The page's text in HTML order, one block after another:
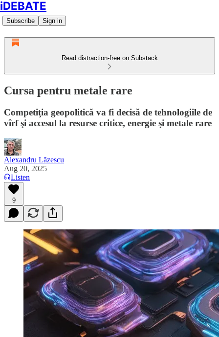
iDEBATE
Subscribe Sign in
Read distraction-free on Substack
Cursa pentru metale rare
Competiţia geopolitică va fi decisă de tehnologiile de
vîrf şi accesul la resurse critice, energie şi metale rare
Alexandru Lăzescu
Aug 20, 2025
Listen
9